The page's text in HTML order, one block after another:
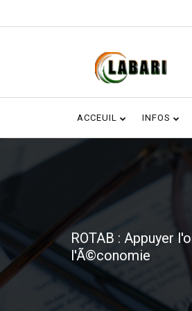
ACCEUIL INFOS
ROTAB : Appuyer
l'Ã©conomie